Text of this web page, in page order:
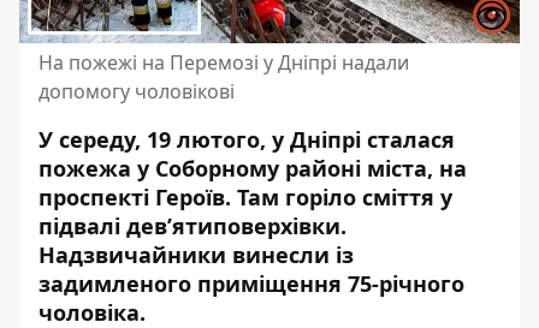
На пожежі на Перемозі у Дніпрі надали
допомогу чоловікові
У середу, 19 лютого, у Дніпрі сталася
пожежа у Соборному районі міста, на
проспекті Героїв. Там горіло сміття у
підвалі дев’ятиповерхівки.
Надзвичайники винесли із
задимленого приміщення 75-річного
чоловіка.